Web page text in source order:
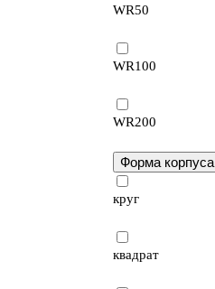
WR50
WR100
WR200
Форма корпуса
круг
квадрат